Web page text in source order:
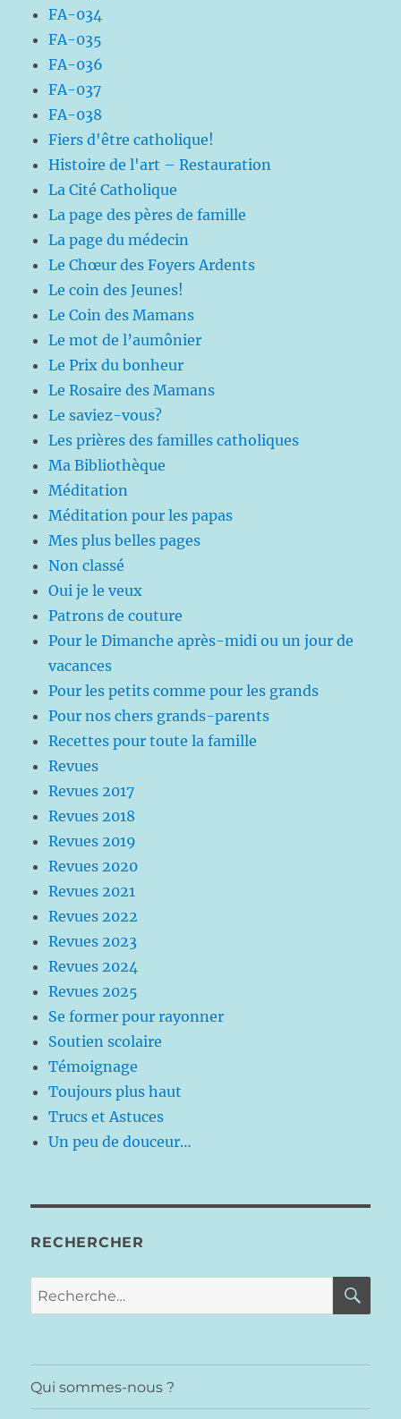
FA-034
FA-035
FA-036
FA-037
FA-038
Fiers d'être catholique!
Histoire de l'art – Restauration
La Cité Catholique
La page des pères de famille
La page du médecin
Le Chœur des Foyers Ardents
Le coin des Jeunes!
Le Coin des Mamans
Le mot de l’aumônier
Le Prix du bonheur
Le Rosaire des Mamans
Le saviez-vous?
Les prières des familles catholiques
Ma Bibliothèque
Méditation
Méditation pour les papas
Mes plus belles pages
Non classé
Oui je le veux
Patrons de couture
Pour le Dimanche après-midi ou un jour de
vacances
Pour les petits comme pour les grands
Pour nos chers grands-parents
Recettes pour toute la famille
Revues
Revues 2017
Revues 2018
Revues 2019
Revues 2020
Revues 2021
Revues 2022
Revues 2023
Revues 2024
Revues 2025
Se former pour rayonner
Soutien scolaire
Témoignage
Toujours plus haut
Trucs et Astuces
Un peu de douceur…
RECHERCHER
Recherche
pour :
Qui sommes-nous ?